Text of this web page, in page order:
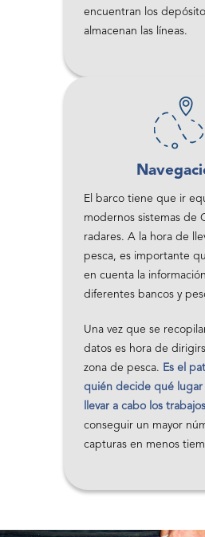
encuentran los
almacenan las líneas.
El barco tiene que ir
modernos sistemas de
radares. A la hora de
pesca, es importante
en cuenta la
diferentes bancos y
Una vez que se
datos es hora de
zona de pesca. Es el
quién decide qué
llevar a cabo los trabajos
conseguir un mayor
capturas en menos